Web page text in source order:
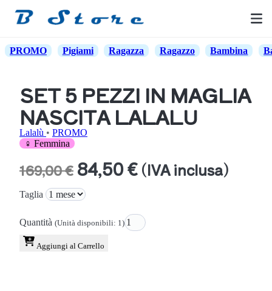
PROMO Pigiami Ragazza Ragazzo Bambina
SET 5 PEZZI IN MAGLIA
NASCITA LALALU
Lalalù • PROMO
♀ Femmina
169,00 € 84,50 € (IVA inclusa)
Taglia
Quantità (Unità disponibili: 1)
Aggiungi al Carrello